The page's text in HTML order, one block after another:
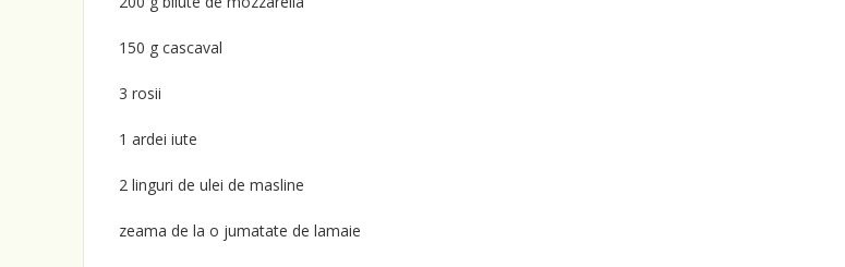
150 g cascaval
3 rosii
1 ardei iute
2 linguri de ulei de masline
zeama de la o jumatate de lamaie